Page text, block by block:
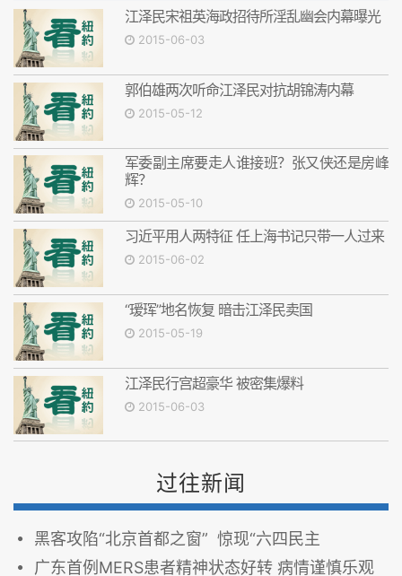
江泽民宋祖英海政招待所淫乱幽会内幕曝光
2015-06-03
郭伯雄两次听命江泽民对抗胡锦涛内幕
2015-05-12
军委副主席要走人谁接班？张又侠还是房峰
辉？
2015-05-10
习近平用人两特征 任上海书记只带一人过来
2015-06-02
“瑷珲”地名恢复 暗击江泽民卖国
2015-05-19
江泽民行宫超豪华 被密集爆料
2015-06-03
过往新闻
黑客攻陷“北京首都之窗” 惊现“六四民主
广东首例MERS患者精神状态好转 病情谨慎乐观